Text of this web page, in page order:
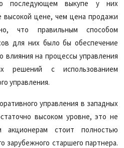
о последующем выкупе у них
высокой цене, чем цена продажи
что правильным способом
для них было бы обеспечение
влияния на процессы управления
решений с использованием
управления.
управления в западных
высоком уровне, это не
акционерам стоит полностью
зарубежного старшего партнера.